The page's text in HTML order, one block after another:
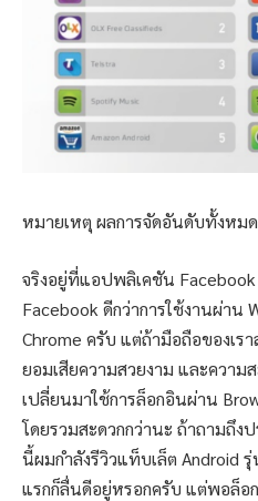
หมายเหตุ ผลการจัดอันดับทั้งหมด
จริงอยู่ที่แอปพลิเคชัน
Facebook ดีกว่าการใช้งานผ่าน
Chrome ครับ แต่ถ้ามือถือของเร
ยอมเสียความสวยงาม และความ
เปลี่ยนมาใช้การล็อกอินผ่าน
โดยรวมสะดวกกว่านะ ถ้าถามถึง
นี้ผมกำลังรีวิวแท็บเล็ต Android
แรกก็ลื่นดีอยู่หรอกครับ แต่พอล็อ